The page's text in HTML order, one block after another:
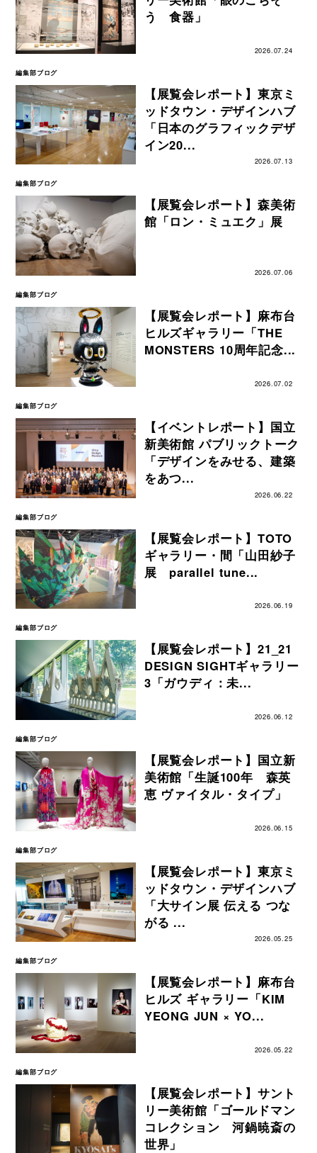
う 食器」
2026.07.24
編集部ブログ
【展覧会レポート】東京ミ
ッドタウン・デザインハブ
「日本のグラフィックデザ
イン20...
2026.07.13
編集部ブログ
【展覧会レポート】森美術
館「ロン・ミュエク」展
2026.07.06
編集部ブログ
【展覧会レポート】麻布台
ヒルズギャラリー「THE
MONSTERS 10周年記念...
2026.07.02
編集部ブログ
【イベントレポート】国立
新美術館 パブリックトーク
「デザインをみせる、建築
をあつ...
2026.06.22
編集部ブログ
【展覧会レポート】TOTO
ギャラリー・間「山田紗子
展 parallel tune...
2026.06.19
編集部ブログ
【展覧会レポート】21_21
DESIGN SIGHTギャラリー
3「ガウディ：未...
2026.06.12
編集部ブログ
【展覧会レポート】国立新
美術館「生誕100年 森英
恵 ヴァイタル・タイプ」
2026.06.15
編集部ブログ
【展覧会レポート】東京ミ
ッドタウン・デザインハブ
「大サイン展 伝える つな
がる ...
2026.05.25
編集部ブログ
【展覧会レポート】麻布台
ヒルズ ギャラリー「KIM
YEONG JUN × YO...
2026.05.22
編集部ブログ
【展覧会レポート】サント
リー美術館「ゴールドマン
コレクション 河鍋暁斎の
世界」